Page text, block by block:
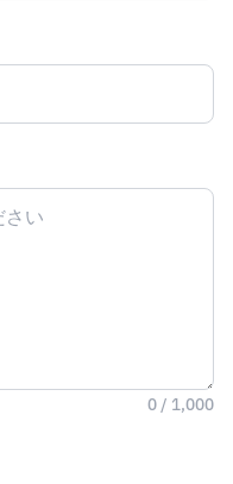
0 / 1,000